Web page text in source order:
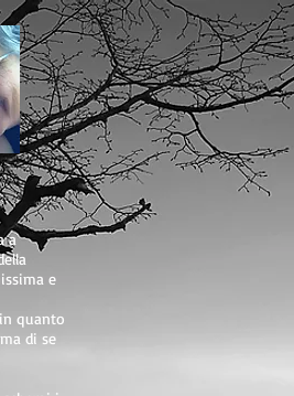
a
e
quanto
di se